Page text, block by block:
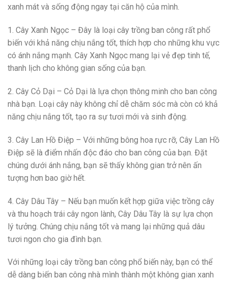
xanh mát và sống động ngay tại căn hộ của mình.
1. Cây Xanh Ngọc – Đây là loại cây trồng ban công rất phổ
biến với khả năng chịu nắng tốt, thích hợp cho những khu vực
có ánh nắng mạnh. Cây Xanh Ngọc mang lại vẻ đẹp tinh tế,
thanh lịch cho không gian sống của bạn.
2. Cây Cỏ Dại – Cỏ Dại là lựa chọn thông minh cho ban công
nhà bạn. Loại cây này không chỉ dễ chăm sóc mà còn có khả
năng chịu nắng tốt, tạo ra sự tươi mới và sinh động.
3. Cây Lan Hồ Điệp – Với những bông hoa rực rỡ, Cây Lan Hồ
Điệp sẽ là điểm nhấn độc đáo cho ban công của bạn. Đặt
chúng dưới ánh nắng, bạn sẽ thấy không gian trở nên ấn
tượng hơn bao giờ hết.
4. Cây Dâu Tây – Nếu bạn muốn kết hợp giữa việc trồng cây
và thu hoạch trái cây ngon lành, Cây Dâu Tây là sự lựa chọn
lý tưởng. Chúng chịu nắng tốt và mang lại những quả dâu
tươi ngon cho gia đình bạn.
Với những loại cây trồng ban công phổ biến này, bạn có thể
dễ dàng biến ban công nhà mình thành một không gian xanh